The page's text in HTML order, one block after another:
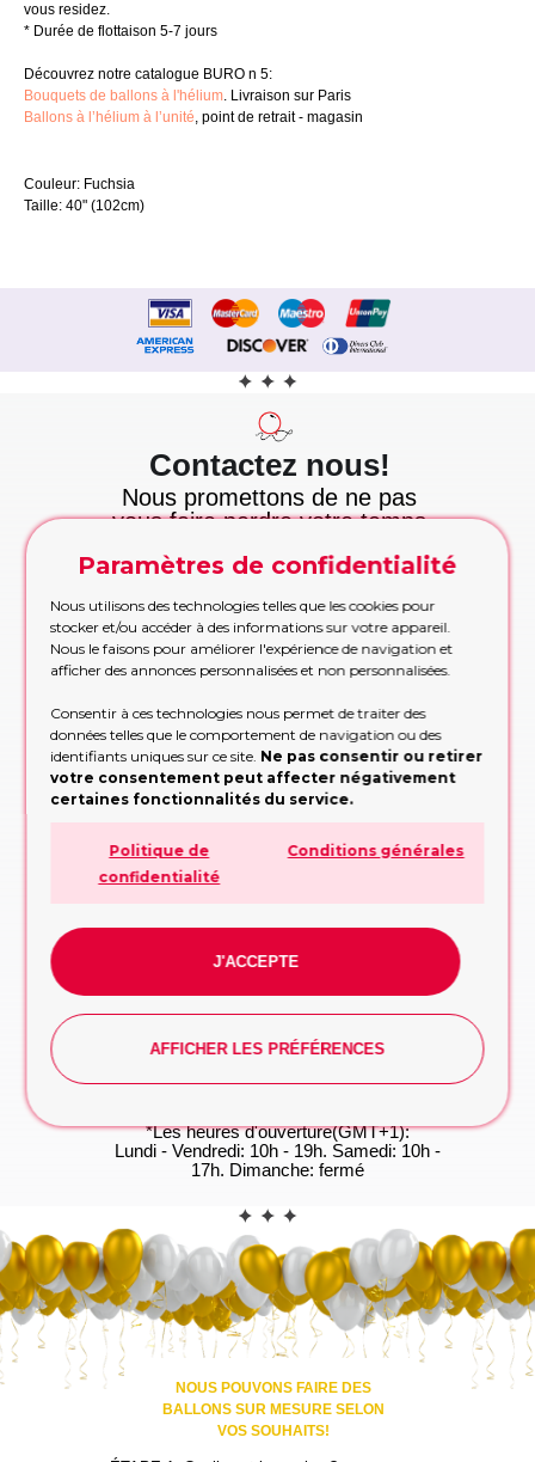
vous residez.
* Durée de flottaison 5-7 jours
Découvrez notre catalogue BURO n 5:
Bouquets de ballons à l'hélium. Livraison sur Paris
Ballons à l’hélium à l’unité, point de retrait - magasin
Couleur: Fuchsia
Taille: 40" (102cm)
Contactez nous!
Nous promettons de ne pas
vous faire perdre votre temps
promesse!
*Les heures d'ouverture(GMT+1):
Lundi - Vendredi: 10h - 19h. Samedi: 10h -
17h. Dimanche: fermé
Formulaire de demande
Remplissez le formulaire, nous vous
FORMULAIRE DE DEMANDE
Etre rappelé
Trop occupé pour appeler? Partagez vos
contacts, nous vous rappellerons
RAPPELEZ-MOI!
Appelez maintenant
Appelez-nous pour les commandes urgentes
pendant les heures de bureau
APPELEZ MAINTENANT!
CONTACT
reste!
NOUS POUVONS FAIRE DES
BALLONS SUR MESURE SELON
VOS SOUHAITS!
Paramètres de confidentialité
Nous utilisons des technologies telles que les cookies pour
stocker et/ou accéder à des informations sur votre appareil.
Nous le faisons pour améliorer l'expérience de navigation et
afficher des annonces personnalisées et non personnalisées.
Consentir à ces technologies nous permet de traiter des
données telles que le comportement de navigation ou des
identifiants uniques sur ce site. Ne pas consentir ou retirer
votre consentement peut affecter négativement
certaines fonctionnalités du service.
Politique de
confidentialité
Conditions générales
J'ACCEPTE
AFFICHER LES PRÉFÉRENCES